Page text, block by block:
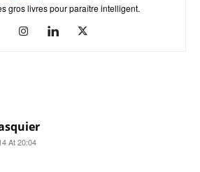
gros livres pour paraître intelligent.
At 20:04